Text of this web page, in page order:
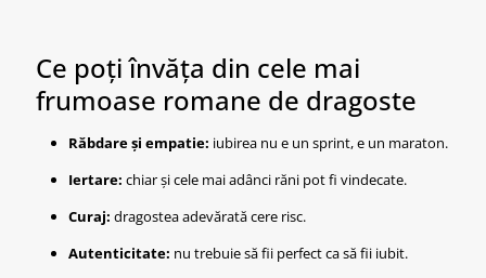
Ce poți învăța din cele mai
frumoase romane de dragoste
Răbdare și empatie: iubirea nu e un sprint, e un maraton.
Iertare: chiar și cele mai adânci răni pot fi vindecate.
Curaj: dragostea adevărată cere risc.
Autenticitate: nu trebuie să fii perfect ca să fii iubit.